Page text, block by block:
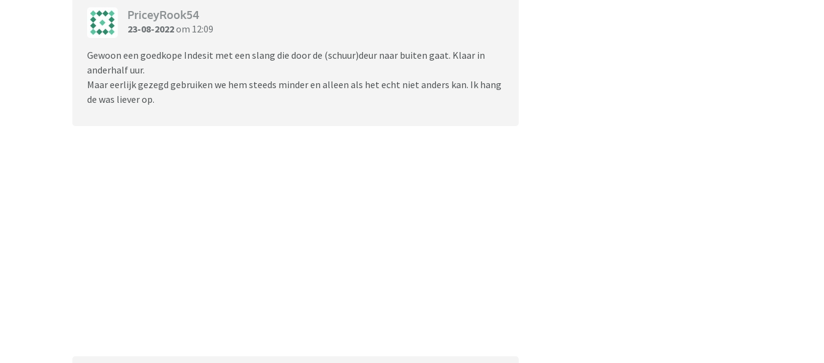
PriceyRook54
23-08-2022om 12:09
Gewoon een goedkope Indesit met een slang die door de (schuur)deur naar buiten gaat. Klaar in
anderhalf uur.
Maar eerlijk gezegd gebruiken we hem steeds minder en alleen als het echt niet anders kan. Ik hang
de was liever op.